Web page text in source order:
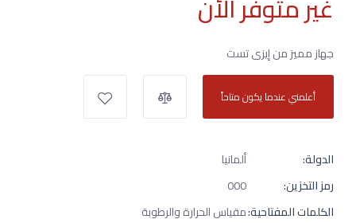
جهاز مميز من إيزى تست
أعلمني عندما يكون متاحاً
الدولة:
ألمانيا
رمز التخزين:
000
الكلمات المفتاحية:مقياس الحرارة والرطوبة